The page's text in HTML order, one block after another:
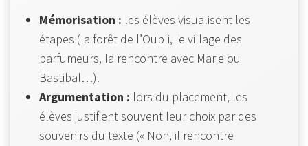
Mémorisation : les élèves visualisent les
étapes (la forêt de l’Oubli, le village des
parfumeurs, la rencontre avec Marie ou
Bastibal…).
Argumentation : lors du placement, les
élèves justifient souvent leur choix par des
souvenirs du texte (« Non, il rencontre